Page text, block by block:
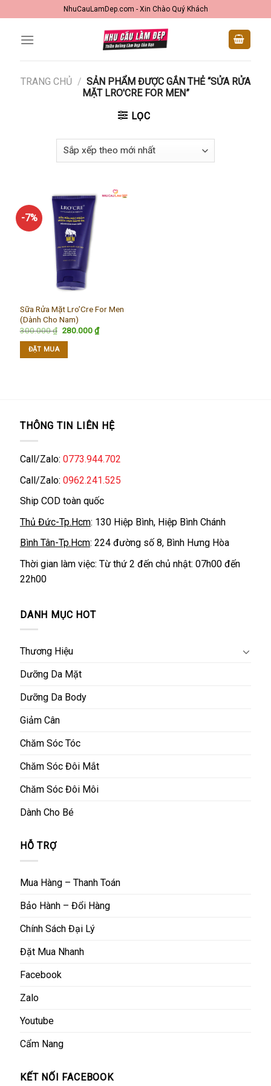
to
content
NhuCauLamDep.com - Xin Chào Quý Khách
TRANG CHỦ / SẢN PHẨM ĐƯỢC GẮN THẺ “SỬA RỬA
MẶT LRO'CRE FOR MEN”
LỌC
-7%
Sữa Rửa Mặt Lro’Cre For Men
(Dành Cho Nam)
300.000₫ Giá
280.000₫Giá
hiện
ĐẶT MUA
THÔNG TIN LIÊN HỆ
Call/Zalo: 0773.944.702
Call/Zalo: 0962.241.525
Ship COD toàn quốc
Thủ Đức-Tp.Hcm: 130 Hiệp Bình, Hiệp Bình Chánh
Bình Tân-Tp.Hcm: 224 đường số 8, Bình Hưng Hòa
Thời gian làm việc: Từ thứ 2 đến chủ nhật: 07h00 đến
22h00
DANH MỤC HOT
Thương Hiệu
Dưỡng Da Mặt
Dưỡng Da Body
Giảm Cân
Chăm Sóc Tóc
Chăm Sóc Đôi Mắt
Chăm Sóc Đôi Môi
Dành Cho Bé
HỖ TRỢ
Mua Hàng – Thanh Toán
Bảo Hành – Đổi Hàng
Chính Sách Đại Lý
Đặt Mua Nhanh
Facebook
Zalo
Youtube
Cẩm Nang
KẾT NỐI FACEBOOK